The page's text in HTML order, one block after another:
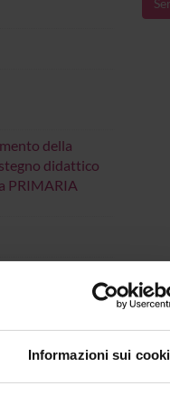
Informazioni sui
della
didattico
PRIMARIA